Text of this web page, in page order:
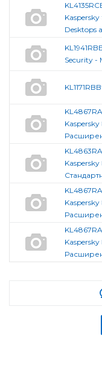
Desktops
Security -